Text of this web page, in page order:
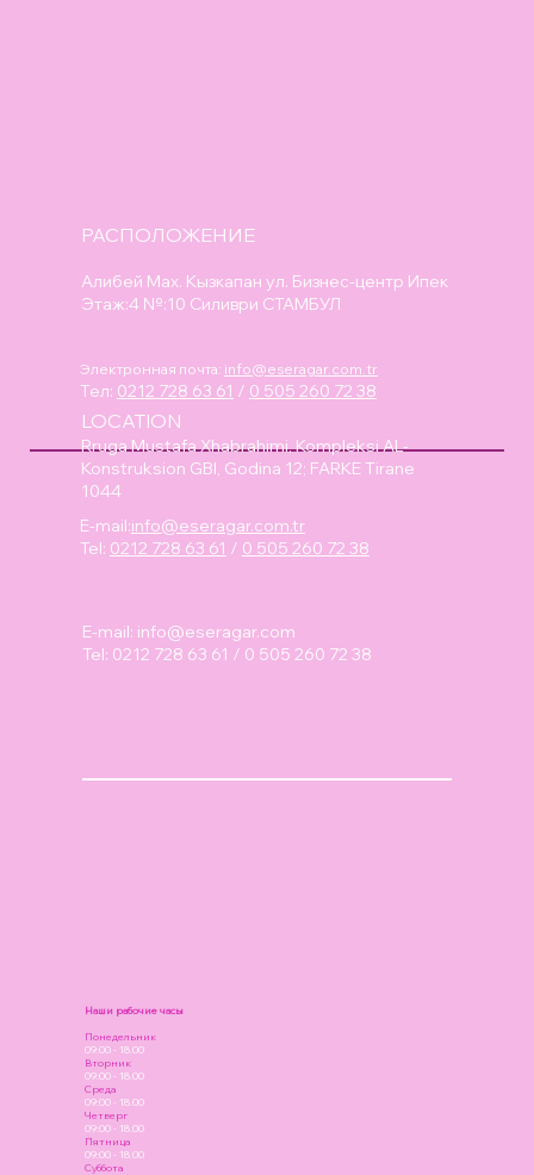
РАСПОЛОЖЕНИЕ
Алибей Мах. Кызкапан ул. Бизнес-центр Ипек
Этаж:4 №:10 Силиври СТАМБУЛ
Электронная почта: info@eseragar.com.tr
Тел: 0212 728 63 61 / 0 505 260 72 38
E-mail: info@eseragar.com
Tel: 0212 728 63 61 / 0 505 260 72 38
Наши рабочие часы
Понедельник
09:00 - 18.00
Вторник
09:00 - 18.00
Среда
09:00 - 18.00
Четверг
09:00 - 18.00
Пятница
09:00 - 18.00
Суббота
LOCATION
Rruga Mustafa Xhabrahimi, Kompleksi AL-
Konstruksion GBI, Godina 12; FARKE Tirane
1044
E-mail:info@eseragar.com.tr
Tel: 0212 728 63 61 / 0 505 260 72 38